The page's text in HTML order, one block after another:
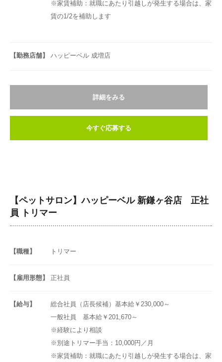
※家賃補助：就職にあたり引越しが発生する場合は、家
賃の1/2を補助します
【勤務店舗】 ハッピーベル 成増店
詳細をみる
今すぐ応募する
【ペットサロン】ハッピーベル 新鎌ヶ谷店 正社
員 トリマー
【職種】 トリマー
【雇用形態】 正社員
【給与】
総合社員（店長候補）基本給￥230,000～
一般社員 基本給￥201,670～
※経験により相談
※別途トリマー手当：10,000円／月
※家賃補助：就職にあたり引越しが発生する場合は、家